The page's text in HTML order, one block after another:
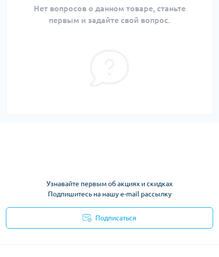
Нет вопросов о данном товаре, станьте
первым и задайте свой вопрос.
Узнавайте первым об акциях и скидках
Подпишитесь на нашу e-mail рассылку
Подписаться